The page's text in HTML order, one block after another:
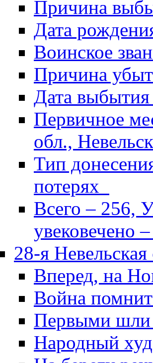
Причина
Дата
Воинское
Причина
Дата
Первичное
обл.,
Тип
потерях
Всего – 256,
увековечено
28-я Невельская
Вперед, на
Война
Первыми шли
Народный